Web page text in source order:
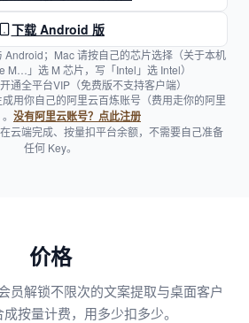
下载 Android 版
Android；Mac 请按自己的芯片选择（关于本机
」选 M 芯片，写「Intel」选 Intel）
通全平台VIP（免费版不支持客户端）
用你自己的阿里云百炼账号（费用走你的阿里
没有阿里云账号？点此注册
云端完成、按量扣平台余额，不需要自己准备
任何 Key。
价格
员解锁不限次的文案提取与桌面客户
按量计费，用多少扣多少。